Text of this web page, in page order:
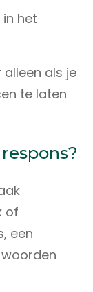
het
als je
te laten
of
een